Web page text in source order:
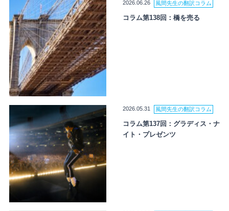
2026.06.26 風間先生の翻訳コラム
コラム第138回：橋を売る
2026.05.31 風間先生の翻訳コラム
コラム第137回：グラディス・ナ
イト・プレゼンツ